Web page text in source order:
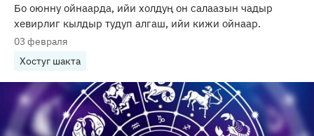
Бо оюнну ойнаарда, ийи холдуң он салаазын чадыр
хевирлиг кылдыр тудуп алгаш, ийи кижи ойнаар.
03 февраля
Хостуг шакта